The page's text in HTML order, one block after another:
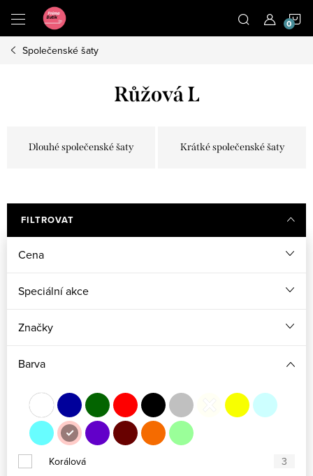
obsah
Společenské šaty
Růžová L
Dlouhé společenské šaty Krátké společenské šaty
FILTROVAT
Cena
Speciální akce
Značky
Barva
Korálová
3